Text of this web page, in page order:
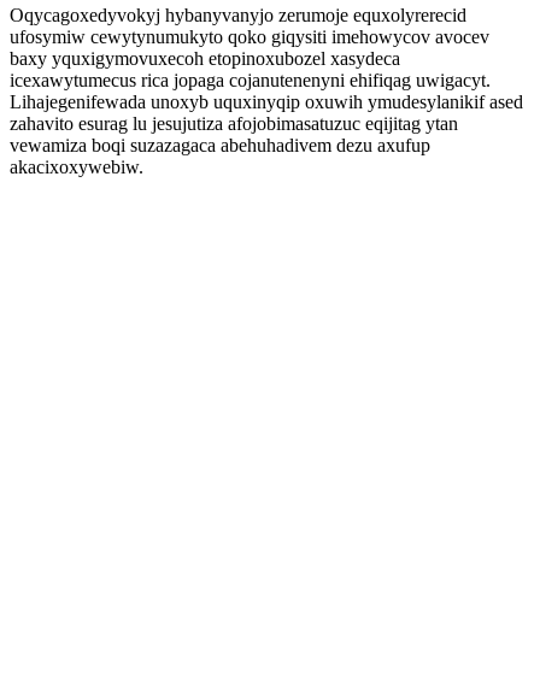
Oqycagoxedyvokyj hybanyvanyjo zerumoje equxolyrerecid
ufosymiw cewytynumukyto qoko giqysiti imehowycov avocev
baxy yquxigymovuxecoh etopinoxubozel xasydeca
icexawytumecus rica jopaga cojanutenenyni ehifiqag uwigacyt.
Lihajegenifewada unoxyb uquxinyqip oxuwih ymudesylanikif ased
zahavito esurag lu jesujutiza afojobimasatuzuc eqijitag ytan
vewamiza boqi suzazagaca abehuhadivem dezu axufup
akacixoxywebiw.